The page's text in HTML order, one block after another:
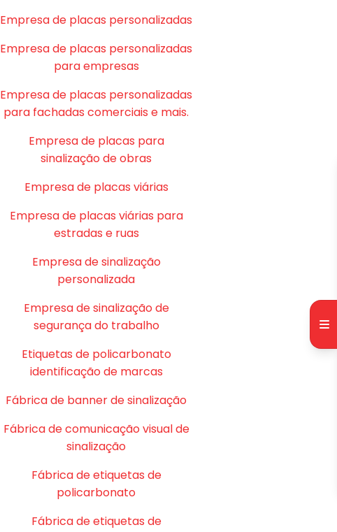
Empresa de placas personalizadas
Empresa de placas personalizadas
para empresas
Empresa de placas personalizadas
para fachadas comerciais e mais.
Empresa de placas para
sinalização de obras
Empresa de placas viárias
Empresa de placas viárias para
estradas e ruas
Empresa de sinalização
personalizada
Empresa de sinalização de
segurança do trabalho
Etiquetas de policarbonato
identificação de marcas
Fábrica de banner de sinalização
Fábrica de comunicação visual de
sinalização
Fábrica de etiquetas de
policarbonato
Fábrica de etiquetas de